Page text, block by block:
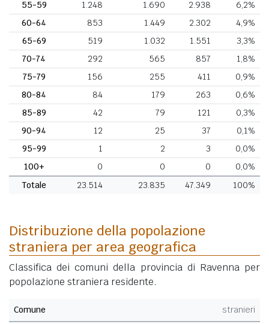
55-59
1.248 1.690 2.938
6,2%
60-64
853 1.449 2.302
4,9%
65-69
519 1.032 1.551
3,3%
70-74
292 565 857
1,8%
75-79
156 255 411
0,9%
80-84
84 179 263
0,6%
85-89
42 79 121
0,3%
90-94
12 25 37
0,1%
95-99
1 2 3
0,0%
100+
0 0 0
0,0%
Totale
23.514 23.835 47.349 100%
Distribuzione della popolazione
straniera per area geografica
Classifica dei comuni della provincia di Ravenna per
popolazione straniera residente.
Comune
stranieri